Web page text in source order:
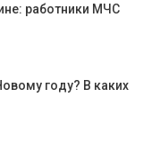
работники МЧС
году? В каких